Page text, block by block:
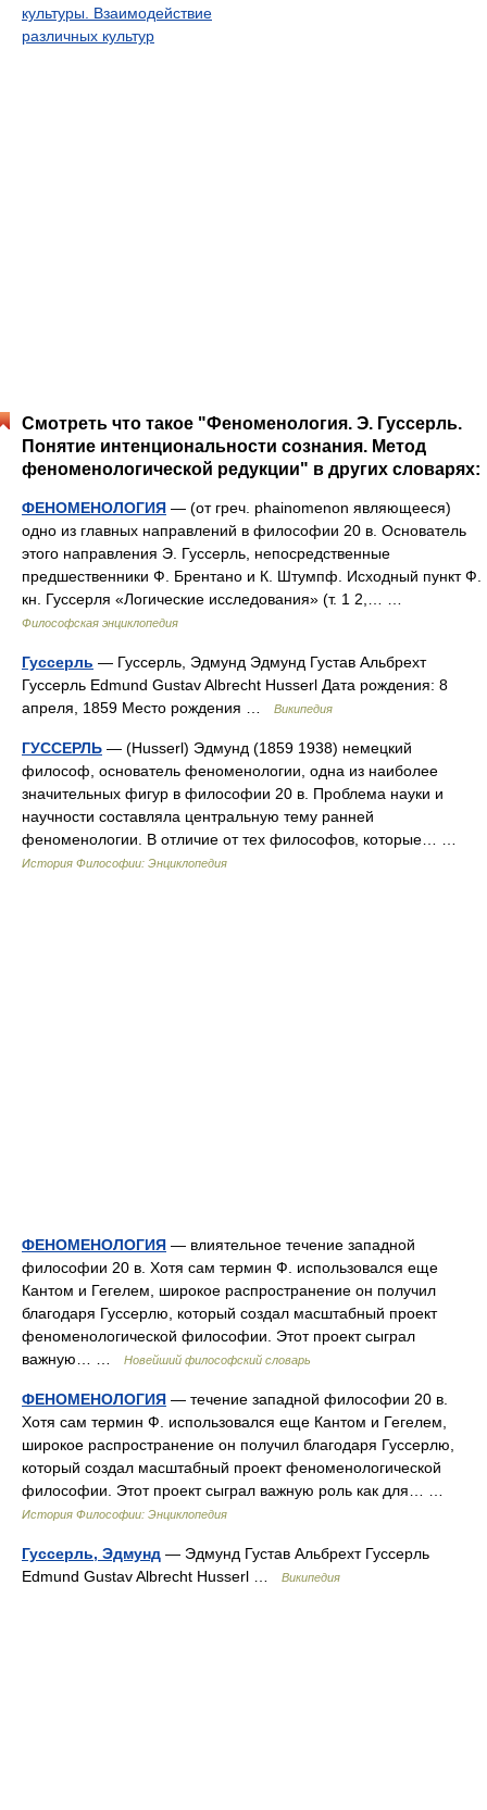
культуры. Взаимодействие
различных культур
Смотреть что такое "Феноменология. Э. Гуссерль.
Понятие интенциональности сознания. Метод
феноменологической редукции" в других словарях:
ФЕНОМЕНОЛОГИЯ — (от греч. phainomenon являющееся)
одно из главных направлений в философии 20 в. Основатель
этого направления Э. Гуссерль, непосредственные
предшественники Ф. Брентано и К. Штумпф. Исходный пункт Ф.
кн. Гуссерля «Логические исследования» (т. 1 2,… …
Философская энциклопедия
Гуссерль — Гуссерль, Эдмунд Эдмунд Густав Альбрехт
Гуссерль Edmund Gustav Albrecht Husserl Дата рождения: 8
апреля, 1859 Место рождения …
Википедия
ГУССЕРЛЬ — (Husserl) Эдмунд (1859 1938) немецкий
философ, основатель феноменологии, одна из наиболее
значительных фигур в философии 20 в. Проблема науки и
научности составляла центральную тему ранней
феноменологии. В отличие от тех философов, которые… …
История Философии: Энциклопедия
ФЕНОМЕНОЛОГИЯ — влиятельное течение западной
философии 20 в. Хотя сам термин Ф. использовался еще
Кантом и Гегелем, широкое распространение он получил
благодаря Гуссерлю, который создал масштабный проект
феноменологической философии. Этот проект сыграл
важную… …
Новейший философский словарь
ФЕНОМЕНОЛОГИЯ — течение западной философии 20 в.
Хотя сам термин Ф. использовался еще Кантом и Гегелем,
широкое распространение он получил благодаря Гуссерлю,
который создал масштабный проект феноменологической
философии. Этот проект сыграл важную роль как для… …
История Философии: Энциклопедия
Гуссерль, Эдмунд — Эдмунд Густав Альбрехт Гуссерль
Edmund Gustav Albrecht Husserl …
Википедия